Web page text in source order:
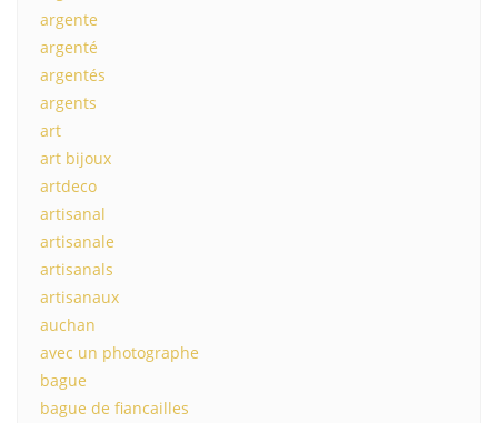
argente
argenté
argentés
argents
art
art bijoux
artdeco
artisanal
artisanale
artisanals
artisanaux
auchan
avec un photographe
bague
bague de fiancailles